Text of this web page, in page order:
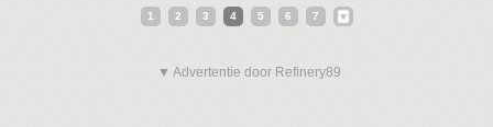
1 2 3 4 5 6 7
▼ Advertentie door Refinery89